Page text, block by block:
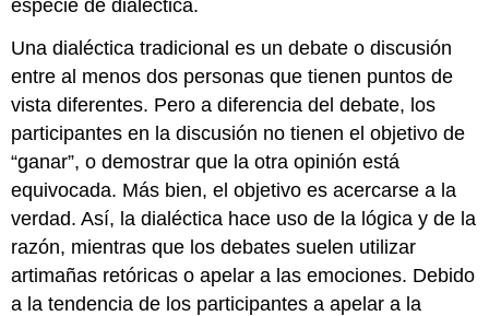
especie de dialéctica.
Una dialéctica tradicional es un debate o discusión
entre al menos dos personas que tienen puntos de
vista diferentes. Pero a diferencia del debate, los
participantes en la discusión no tienen el objetivo de
“ganar”, o demostrar que la otra opinión está
equivocada. Más bien, el objetivo es acercarse a la
verdad. Así, la dialéctica hace uso de la lógica y de la
razón, mientras que los debates suelen utilizar
artimañas retóricas o apelar a las emociones. Debido
a la tendencia de los participantes a apelar a la